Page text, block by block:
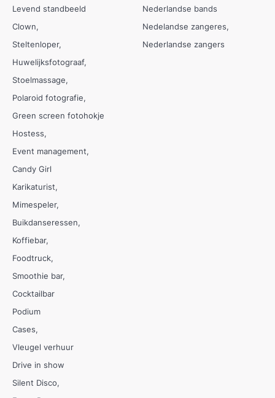
Levend standbeeld
Clown
Steltenloper
Huwelijksfotograaf
Stoelmassage
Polaroid fotografie
Green screen fotohokje
Hostess
Event management
Candy Girl
Karikaturist
Mimespeler
Buikdanseressen
Koffiebar
Foodtruck
Smoothie bar
Cocktailbar
Podium
Cases
Vleugel verhuur
Drive in show
Silent Disco
Nederlandse bands
Nedelandse zangeres
Nederlandse zangers